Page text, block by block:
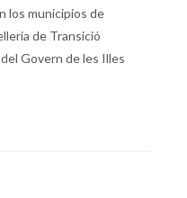
los municipios de
de Transició
Govern de les Illes